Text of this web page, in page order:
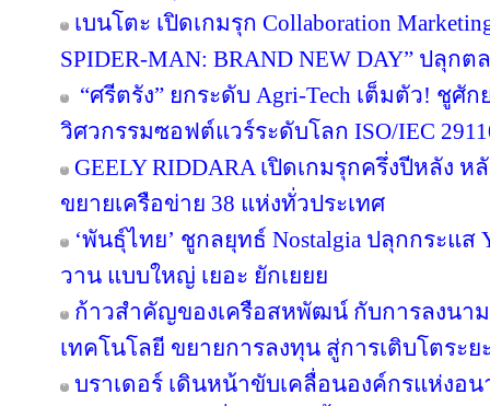
เบนโตะ เปิดเกมรุก Collaboration
SPIDER-MAN: BRAND NEW DAY” ปลุ
“ศรีตรัง” ยกระดับ Agri-Tech เต็มตัว! ชู
วิศวกรรมซอฟต์แวร์ระดับโลก ISO/IEC
GEELY RIDDARA เปิดเกมรุกครึ่งปีหลัง
ขยายเครือข่าย 38 แห่งทั่วประเทศ
‘พันธุ์ไทย’ ชูกลยุทธ์ Nostalgia ปลุกกระแ
วาน แบบใหญ่ เยอะ ยักเยยย
ก้าวสำคัญของเครือสหพัฒน์ กับการลงนา
เทคโนโลยี ขยายการลงทุน สู่การเติบโตระย
บราเดอร์ เดินหน้าขับเคลื่อนองค์กรแห่งอ